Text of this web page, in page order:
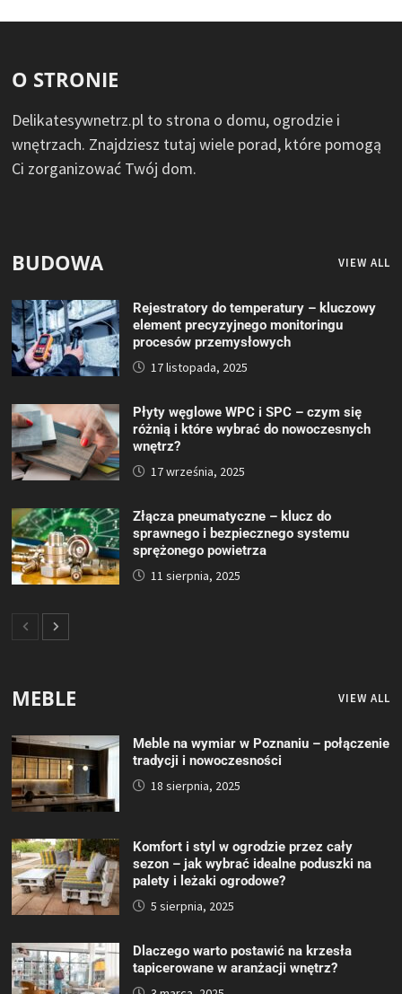
O STRONIE
Delikatesywnetrz.pl to strona o domu, ogrodzie i
wnętrzach. Znajdziesz tutaj wiele porad, które pomogą
Ci zorganizować Twój dom.
BUDOWA VIEW ALL
Rejestratory do temperatury – kluczowy
element precyzyjnego monitoringu
procesów przemysłowych
17 listopada, 2025
Płyty węglowe WPC i SPC – czym się
różnią i które wybrać do nowoczesnych
wnętrz?
17 września, 2025
Złącza pneumatyczne – klucz do
sprawnego i bezpiecznego systemu
sprężonego powietrza
11 sierpnia, 2025
MEBLE VIEW ALL
Meble na wymiar w Poznaniu – połączenie
tradycji i nowoczesności
18 sierpnia, 2025
Komfort i styl w ogrodzie przez cały
sezon – jak wybrać idealne poduszki na
palety i leżaki ogrodowe?
5 sierpnia, 2025
Dlaczego warto postawić na krzesła
tapicerowane w aranżacji wnętrz?